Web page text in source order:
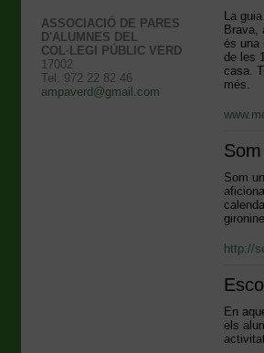
ASSOCIACIÓ DE PARES
D'ALUMNES DEL
COL·LEGI PÚBLIC VERD
17002
Tel. 972 22 82 46
ampaverd@gmail.com
La
Brava,
és una
de les
casa.
més.
Som
http://
En
els